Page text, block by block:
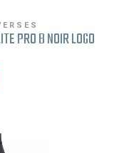
PRO B NOIR LOGO